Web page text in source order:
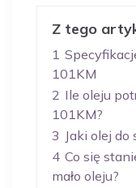
Z tego
1
101KM
2 Ile oleju
101KM?
3 Jaki olej
4 Co się
mało oleju?